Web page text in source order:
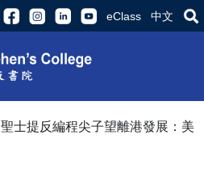
eClass 中文
聖士提反編程尖子望離港發展：美